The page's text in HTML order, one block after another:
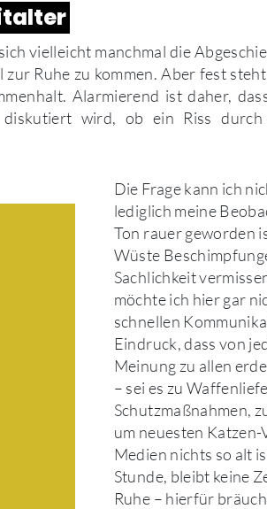
vielleicht manchmal die
Ruhe zu kommen. Aber fest
Alarmierend ist daher,
wird, ob ein Riss durch
Die Frage kann ich
lediglich meine
Ton rauer geworden
Wüste
Sachlichkeit
möchte ich hier gar
schnellen
Eindruck, dass von
Meinung zu allen
– sei es zu
Schutzmaßnahmen,
um neuesten
Medien nichts so alt
Stunde, bleibt keine
Ruhe – hierfür